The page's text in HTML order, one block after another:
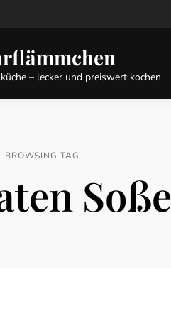
– lecker und preiswert kochen
BROWSING TAG
Soße